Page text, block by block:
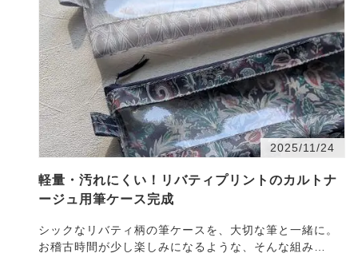
2025/11/24
軽量・汚れにくい！リバティプリントのカルトナ
ージュ用筆ケース完成
シックなリバティ柄の筆ケースを、大切な筆と一緒に。
お稽古時間が少し楽しみになるような、そんな組み